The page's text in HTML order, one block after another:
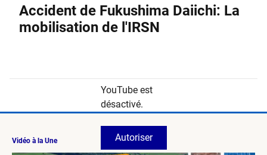
Accident de Fukushima Daiichi: La
mobilisation de l'IRSN
YouTube est
désactivé.
Autoriser
Vidéo à la Une